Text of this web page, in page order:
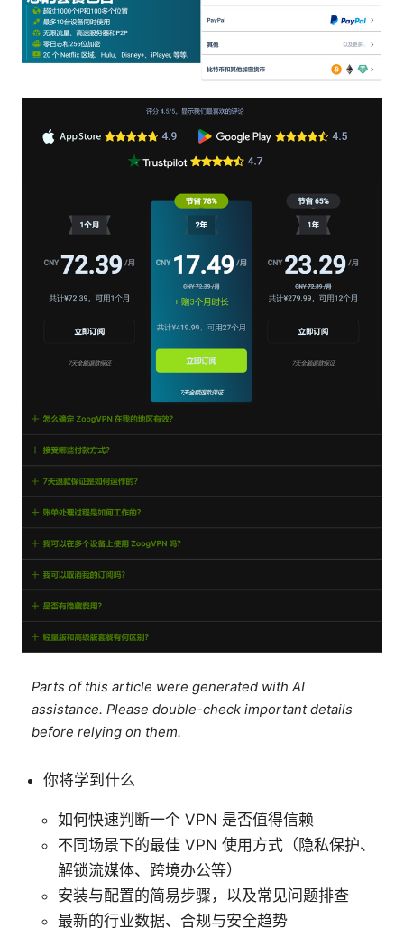
Parts of this article were generated with AI
assistance. Please double-check important details
before relying on them.
你将学到什么
如何快速判断一个 VPN 是否值得信赖
不同场景下的最佳 VPN 使用方式（隐私保护、
解锁流媒体、跨境办公等）
安装与配置的简易步骤，以及常见问题排查
最新的行业数据、合规与安全趋势